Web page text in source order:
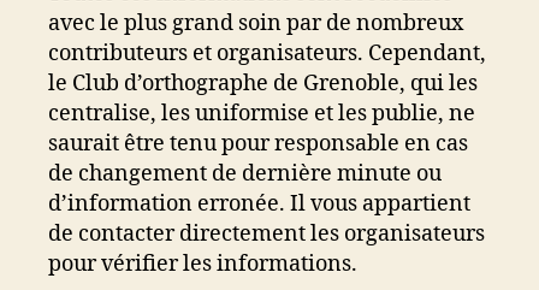
avec le plus grand soin par de nombreux
contributeurs et organisateurs. Cependant,
le Club d’orthographe de Grenoble, qui les
centralise, les uniformise et les publie, ne
saurait être tenu pour responsable en cas
de changement de dernière minute ou
d’information erronée. Il vous appartient
de contacter directement les organisateurs
pour vérifier les informations.